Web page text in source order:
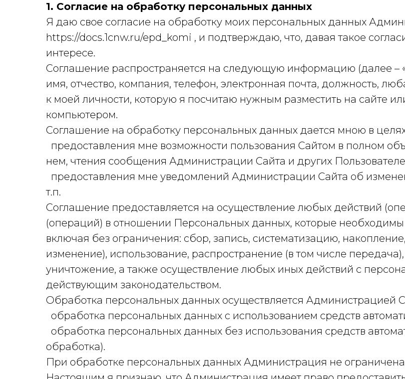
1. Согласие на обработку персональных данных
Я даю свое согласие на обработку моих персональных данных
https://docs.1cnw.ru/epd_komi , и подтверждаю, что, давая такое
интересе.
Соглашение распространяется на следующую информацию (далее
имя, отчество, компания, телефон, электронная почта, должность,
к моей личности, которую я посчитаю нужным разместить на сайте
компьютером.
Соглашение на обработку персональных данных дается мною в
предоставления мне возможности пользования Сайтом в полном
нем, чтения сообщения Администрации Сайта и других
предоставления мне уведомлений Администрации Сайта об
т.п.
Соглашение предоставляется на осуществление любых действий
(операций) в отношении Персональных данных, которые
включая без ограничения: сбор, запись, систематизацию,
изменение), использование, распространение (в том числе
уничтожение, а также осуществление любых иных действий с
действующим законодательством.
Обработка персональных данных осуществляется Администрацией
обработка персональных данных с использованием средств
обработка персональных данных без использования средств
обработка).
При обработке персональных данных Администрация не